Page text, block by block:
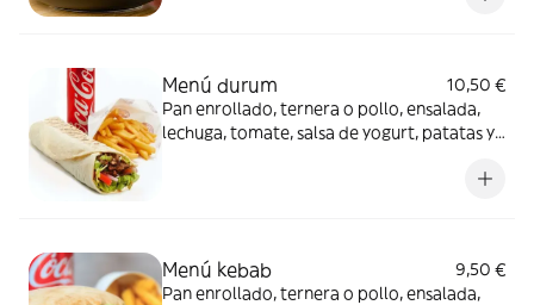
Menú durum
10,50 €
Pan enrollado, ternera o pollo, ensalada,
lechuga, tomate, salsa de yogurt, patatas y
Menú kebab
9,50 €
Pan enrollado, ternera o pollo, ensalada,